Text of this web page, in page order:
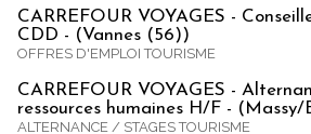
CARREFOUR VOYAGES -
CDD - (Vannes (56))
OFFRES D'EMPLOI TOURISME
CARREFOUR VOYAGES -
ressources humaines H/F - (Massy/
ALTERNANCE / STAGES TOURISME